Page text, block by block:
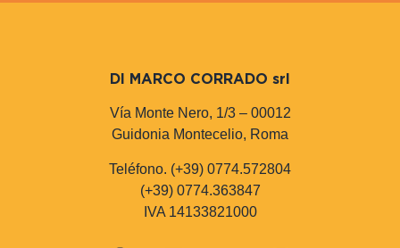
DI MARCO CORRADO srl
Vía Monte Nero, 1/3 – 00012
Guidonia Montecelio, Roma
Teléfono. (+39) 0774.572804
(+39) 0774.363847
IVA 14133821000